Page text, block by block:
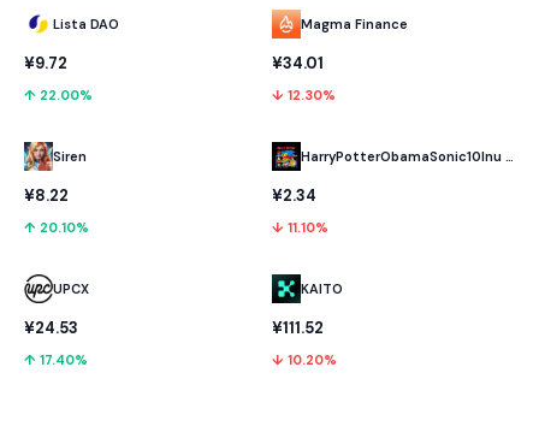
Lista DAO
¥9.72
↑ 22.00%
Siren
¥8.22
↑ 20.10%
UPCX
¥24.53
↑ 17.40%
Magma Finance
¥34.01
↓ 12.30%
HarryPotterObamaSonic10Inu (ETH)
¥2.34
↓ 11.10%
KAITO
¥111.52
↓ 10.20%